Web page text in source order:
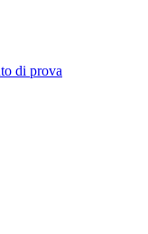
di prova